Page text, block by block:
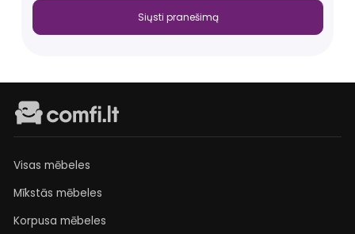
Siųsti pranešimą
Visas mēbeles
Mīkstās mēbeles
Korpusa mēbeles